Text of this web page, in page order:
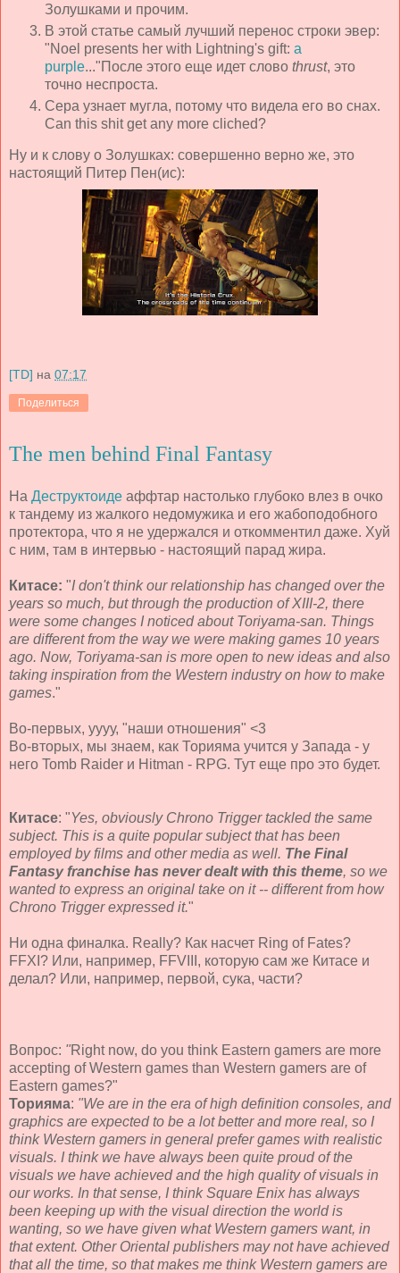
Золушками и прочим.
В этой статье самый лучший перенос строки эвер:
"Noel presents her with Lightning's gift: a
purple..."После этого еще идет слово thrust, это
точно неспроста.
Сера узнает мугла, потому что видела его во снах.
Can this shit get any more cliched?
Ну и к слову о Золушках: совершенно верно же, это
настоящий Питер Пен(ис):
[TD] на 07:17
Поделиться
The men behind Final Fantasy
На Деструктоиде аффтар настолько глубоко влез в очко
к тандему из жалкого недомужика и его жабоподобного
протектора, что я не удержался и откомментил даже. Хуй
с ним, там в интервью - настоящий парад жира.
Китасе: "I don't think our relationship has changed over the
years so much, but through the production of XIII-2, there
were some changes I noticed about Toriyama-san. Things
are different from the way we were making games 10 years
ago. Now, Toriyama-san is more open to new ideas and also
taking inspiration from the Western industry on how to make
games."
Во-первых, уууу, "наши отношения" <3
Во-вторых, мы знаем, как Торияма учится у Запада - у
него Tomb Raider и Hitman - RPG. Тут еще про это будет.
Китасе: "Yes, obviously Chrono Trigger tackled the same
subject. This is a quite popular subject that has been
employed by films and other media as well. The Final
Fantasy franchise has never dealt with this theme, so we
wanted to express an original take on it -- different from how
Chrono Trigger expressed it."
Ни одна финалка. Really? Как насчет Ring of Fates?
FFXI? Или, например, FFVIII, которую сам же Китасе и
делал? Или, например, первой, сука, части?
Вопрос: "Right now, do you think Eastern gamers are more
accepting of Western games than Western gamers are of
Eastern games?"
Торияма: "We are in the era of high definition consoles, and
graphics are expected to be a lot better and more real, so I
think Western gamers in general prefer games with realistic
visuals. I think we have always been quite proud of the
visuals we have achieved and the high quality of visuals in
our works. In that sense, I think Square Enix has always
been keeping up with the visual direction the world is
wanting, so we have given what Western gamers want, in
that extent. Other Oriental publishers may not have achieved
that all the time, so that makes me think Western gamers are